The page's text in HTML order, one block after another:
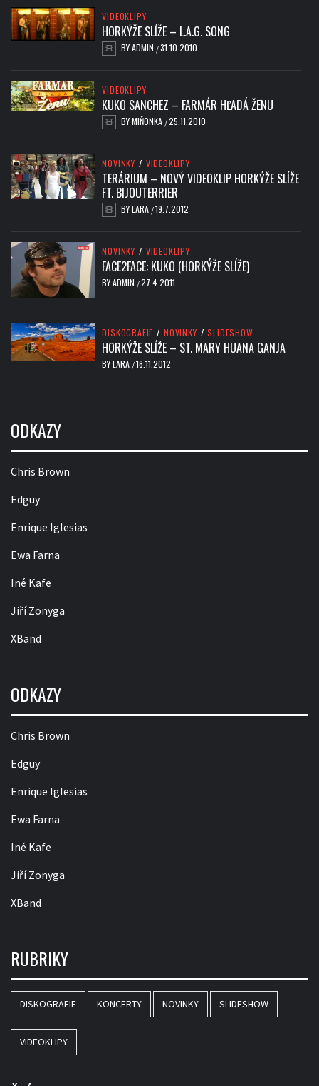
VIDEOKLIPY
HORKÝŽE SLÍŽE – L.A.G. SONG
BYADMIN /31.10.2010
VIDEOKLIPY
KUKO SANCHEZ – FARMÁR HĽADÁ ŽENU
BYMIŇONKA /25.11.2010
NOVINKY / VIDEOKLIPY
TERÁRIUM – NOVÝ VIDEOKLIP HORKÝŽE SLÍŽE
FT. BIJOUTERRIER
BYLARA /19.7.2012
NOVINKY / VIDEOKLIPY
FACE2FACE: KUKO (HORKÝŽE SLÍŽE)
BYADMIN /27.4.2011
DISKOGRAFIE / NOVINKY / SLIDESHOW
HORKÝŽE SLÍŽE – ST. MARY HUANA GANJA
BYLARA /16.11.2012
ODKAZY
Chris Brown
Edguy
Enrique Iglesias
Ewa Farna
Iné Kafe
Jiří Zonyga
XBand
ODKAZY
Chris Brown
Edguy
Enrique Iglesias
Ewa Farna
Iné Kafe
Jiří Zonyga
XBand
RUBRIKY
DISKOGRAFIE KONCERTY NOVINKY SLIDESHOW
VIDEOKLIPY